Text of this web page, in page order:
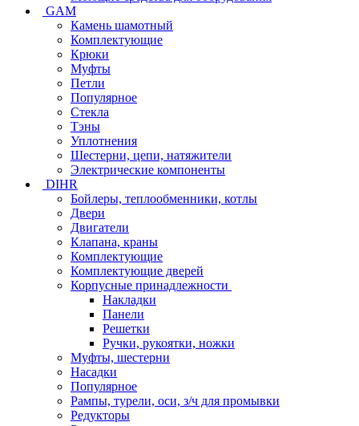
GAM
Камень шамотный
Комплектующие
Крюки
Муфты
Петли
Популярное
Стекла
Тэны
Уплотнения
Шестерни, цепи, натяжители
Электрические компоненты
DIHR
Бойлеры, теплообменники, котлы
Двери
Двигатели
Клапана, краны
Комплектующие
Комплектующие дверей
Корпусные принадлежности
Накладки
Панели
Решетки
Ручки, рукоятки, ножки
Муфты, шестерни
Насадки
Популярное
Рампы, турели, оси, з/ч для промывки
Редукторы